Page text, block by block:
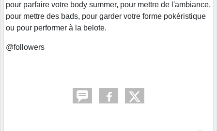
pour parfaire votre body summer, pour mettre de l'ambiance,
pour mettre des bads, pour garder votre forme pokéristique
ou pour performer à la belote.
@followers